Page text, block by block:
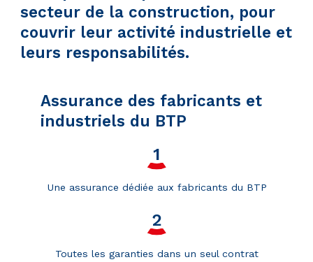
secteur de la construction, pour
couvrir leur activité industrielle et
leurs responsabilités.
Assurance des fabricants et
industriels du BTP
Une assurance dédiée aux fabricants du BTP
Toutes les garanties dans un seul contrat